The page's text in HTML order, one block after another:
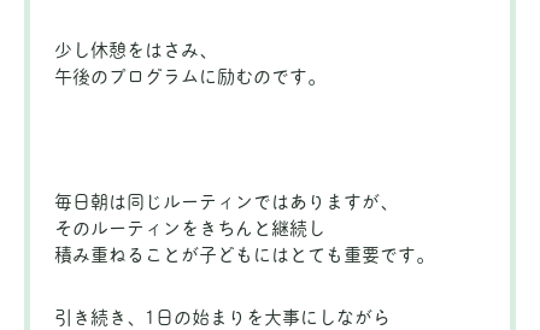
少し休憩をはさみ、
午後のプログラムに励むのです。
毎日朝は同じルーティンではありますが、
そのルーティンをきちんと継続し
積み重ねることが子どもにはとても重要です。
引き続き、1日の始まりを大事にしながら